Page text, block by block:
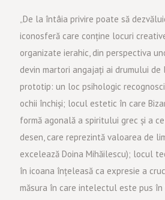
„De la întâia privire poate să
iconosferă care conține locuri
organizate ierahic, din perspectiva
devin martori angajați ai drumului
prototip: un loc psihologic
ochii închiși; locul estetic în care
formă agonală a spiritului grec și a
desen, care reprezintă valoarea de
excelează Doina Mihăilescu); locul
în icoana înțeleasă ca expresie a
măsura în care intelectul este pus în